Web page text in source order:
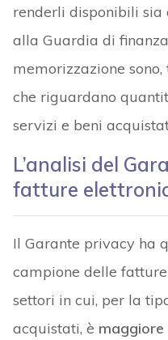
renderli disponibili sia
alla Guardia di
memorizzazione
che riguardano
servizi e beni
L’analisi del
fatture
Il Garante privacy ha
campione delle
settori in cui, per la
acquistati, è maggiore